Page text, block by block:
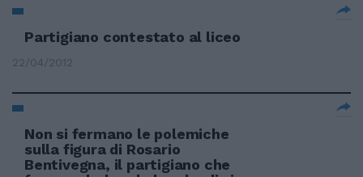
Partigiano contestato al liceo
22/04/2012
Non si fermano le polemiche
sulla figura di Rosario
Bentivegna, il partigiano che